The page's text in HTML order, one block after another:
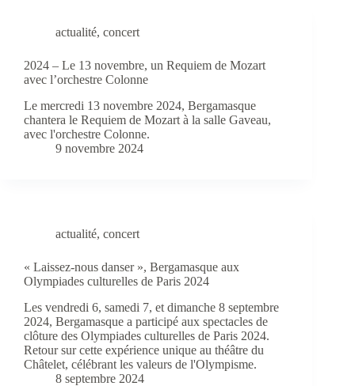
actualité, concert
2024 – Le 13 novembre, un Requiem de Mozart
avec l’orchestre Colonne
Le mercredi 13 novembre 2024, Bergamasque
chantera le Requiem de Mozart à la salle Gaveau,
avec l'orchestre Colonne.
9 novembre 2024
actualité, concert
« Laissez-nous danser », Bergamasque aux
Olympiades culturelles de Paris 2024
Les vendredi 6, samedi 7, et dimanche 8 septembre
2024, Bergamasque a participé aux spectacles de
clôture des Olympiades culturelles de Paris 2024.
Retour sur cette expérience unique au théâtre du
Châtelet, célébrant les valeurs de l'Olympisme.
8 septembre 2024